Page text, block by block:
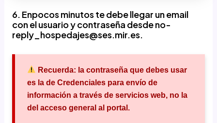
6. Enpocos minutos te debe llegar un email
con el usuario y contraseña desdeno-
reply_hospedajes@ses.mir.es.
Recuerda: la contraseña que debes usar
es la deCredenciales para envío de
información a través de servicios web, no la
del acceso general al portal.